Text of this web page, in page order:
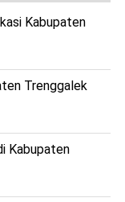
Kabupaten
Trenggalek
Kabupaten